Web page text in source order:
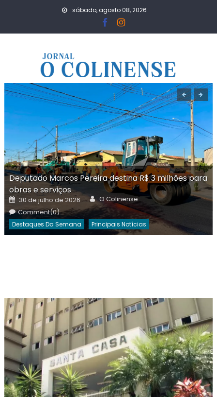
sábado, agosto 08, 2026
Deputado Marcos Pereira destina R$ 3 milhões para
obras e serviços
Posted
on
30 de julho de 2026 Author
O Colinense
Comment(0)
Destaques Da Semana Principais Notícias